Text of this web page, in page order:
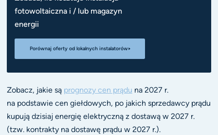
fotowoltaiczna i / lub magazyn
energii
Porównaj oferty od lokalnych instalatorów
Zobacz, jakie są prognozy cen prądu na 2027 r.
na podstawie cen giełdowych, po jakich sprzedawcy prądu
kupują dzisiaj energię elektryczną z dostawą w 2027 r.
(tzw. kontrakty na dostawę prądu w 2027 r.).